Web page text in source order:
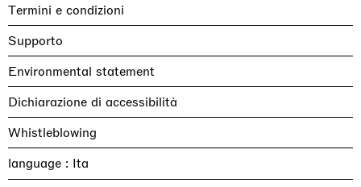
Termini e condizioni
Supporto
Environmental statement
Dichiarazione di accessibilità
Whistleblowing
language :